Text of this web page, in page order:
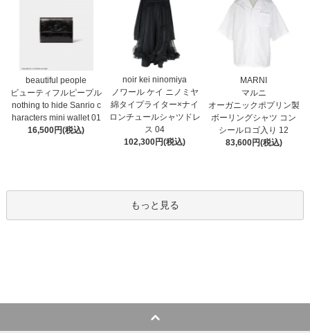
beautiful people
ビューティフルピープル
nothing to hide Sanrio c
haracters mini wallet⁠ 01
16,500円(税込)
noir kei ninomiya
ノワール ケイ ニノミヤ
綿タイプライター×ナイ
ロンチュールシャツドレ
ス 04
102,300円(税込)
MARNI
マルニ
オーガニックポプリン製
ボーリングシャツ コン
シールロゴ入り 12
83,600円(税込)
もっと見る